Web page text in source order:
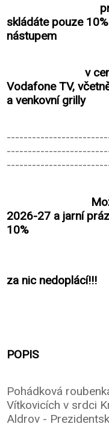
pro
skládáte pouze
nástupem
v ceně je
Vodafone TV,
a venkovní grilly
Možnost
2026-27 a jarní
10%
u
za nic nedoplácí!!!
POPIS
Pohádková
Vítkovicích v srdci
Aldrov -